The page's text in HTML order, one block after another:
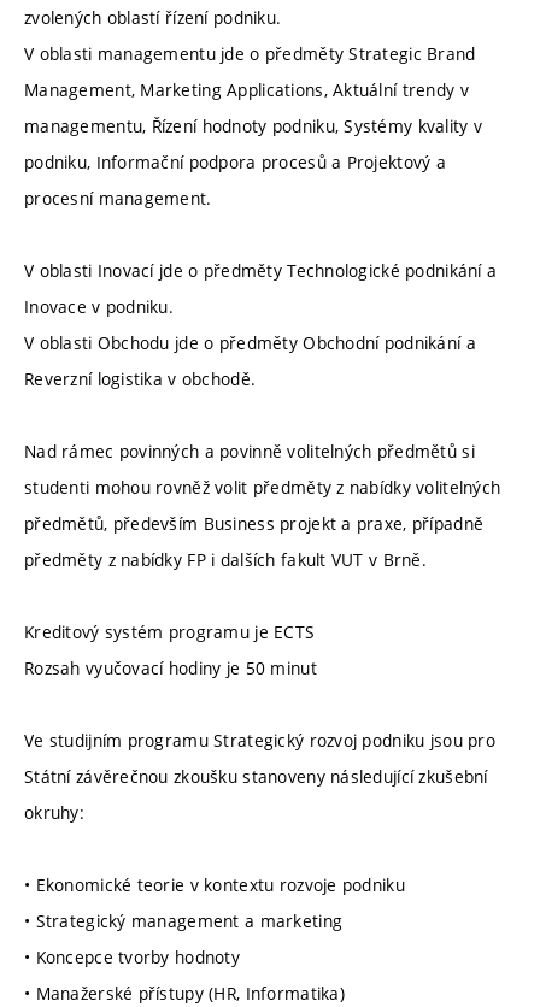
zvolených oblastí řízení podniku.
V oblasti managementu jde o předměty Strategic Brand
Management, Marketing Applications, Aktuální trendy v
managementu, Řízení hodnoty podniku, Systémy kvality v
podniku, Informační podpora procesů a Projektový a
procesní management.
V oblasti Inovací jde o předměty Technologické podnikání a
Inovace v podniku.
V oblasti Obchodu jde o předměty Obchodní podnikání a
Reverzní logistika v obchodě.
Nad rámec povinných a povinně volitelných předmětů si
studenti mohou rovněž volit předměty z nabídky volitelných
předmětů, především Business projekt a praxe, případně
předměty z nabídky FP i dalších fakult VUT v Brně.
Kreditový systém programu je ECTS
Rozsah vyučovací hodiny je 50 minut
Ve studijním programu Strategický rozvoj podniku jsou pro
Státní závěrečnou zkoušku stanoveny následující zkušební
okruhy:
• Ekonomické teorie v kontextu rozvoje podniku
• Strategický management a marketing
• Koncepce tvorby hodnoty
• Manažerské přístupy (HR, Informatika)